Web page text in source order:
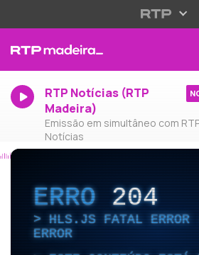
RTP Notícias (RTP
Madeira)
Emissão em simultâneo com
Notícias
ERRO204
HLS.JS FATAL ERROR
ERROR